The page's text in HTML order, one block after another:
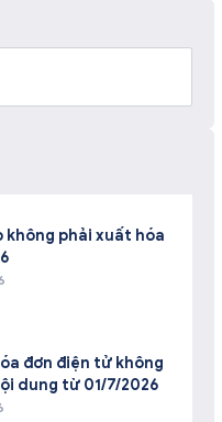
phải xuất hóa
đơn điện tử không
dung từ 01/7/2026